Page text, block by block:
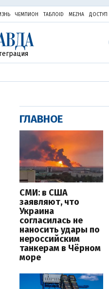
ЧЕМПИОН ТАБЛОID MEZHA ДОСТУП
ГЛАВНОЕ
СМИ: в США
заявляют, что
Украина
согласилась не
наносить удары по
нероссийским
танкерам в Чёрном
море